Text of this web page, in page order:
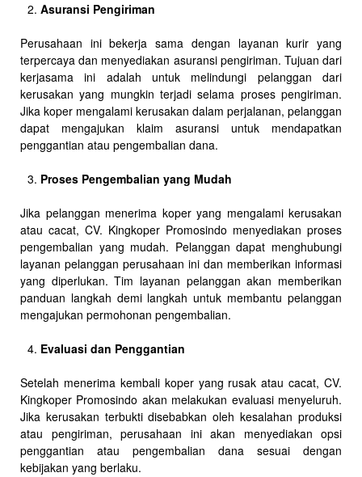
Asuransi Pengiriman
Perusahaan ini bekerja sama dengan layanan kurir yang
terpercaya dan menyediakan asuransi pengiriman. Tujuan dari
kerjasama ini adalah untuk melindungi pelanggan dari
kerusakan yang mungkin terjadi selama proses pengiriman.
Jika koper mengalami kerusakan dalam perjalanan, pelanggan
dapat mengajukan klaim asuransi untuk mendapatkan
penggantian atau pengembalian dana.
Proses Pengembalian yang Mudah
Jika pelanggan menerima koper yang mengalami kerusakan
atau cacat, CV. Kingkoper Promosindo menyediakan proses
pengembalian yang mudah. Pelanggan dapat menghubungi
layanan pelanggan perusahaan ini dan memberikan informasi
yang diperlukan. Tim layanan pelanggan akan memberikan
panduan langkah demi langkah untuk membantu pelanggan
mengajukan permohonan pengembalian.
Evaluasi dan Penggantian
Setelah menerima kembali koper yang rusak atau cacat, CV.
Kingkoper Promosindo akan melakukan evaluasi menyeluruh.
Jika kerusakan terbukti disebabkan oleh kesalahan produksi
atau pengiriman, perusahaan ini akan menyediakan opsi
penggantian atau pengembalian dana sesuai dengan
kebijakan yang berlaku.